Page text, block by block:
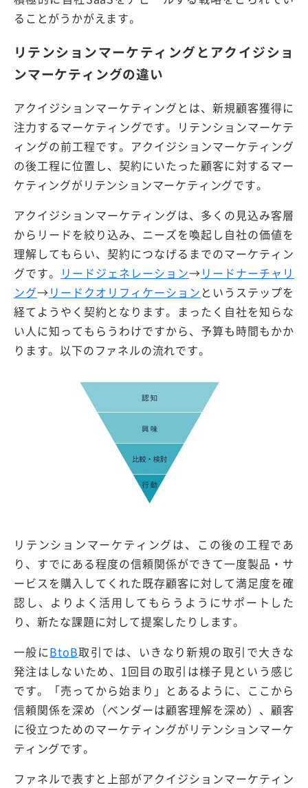
ることがうかがえます。
リテンションマーケティングとアクイジショ
ンマーケティングの違い
アクイジションマーケティングとは、新規顧客獲得に
注力するマーケティングです。リテンションマーケテ
ィングの前工程です。アクイジションマーケティング
の後工程に位置し、契約にいたった顧客に対するマー
ケティングがリテンションマーケティングです。
アクイジションマーケティングは、多くの見込み客層
からリードを絞り込み、ニーズを喚起し自社の価値を
理解してもらい、契約につなげるまでのマーケティン
グです。 リードジェネレーション→ リードナーチャリ
ング→ リードクオリフィケーション というステップを
経てようやく契約となります。まったく自社を知らな
い人に知ってもらうわけですから、予算も時間もかか
ります。以下のファネルの流れです。
リテンションマーケティングは、この後の工程であ
り、すでにある程度の信頼関係ができて一度製品・サ
ービスを購入してくれた既存顧客に対して満足度を確
認し、よりよく活用してもらうようにサポートした
り、新たな課題に対して提案したりします。
一般にBtoB取引では、いきなり新規の取引で大きな
発注はしないため、1回目の取引は様子見という感じ
です。「売ってから始まり」とあるように、ここから
信頼関係を深め（ベンダーは顧客理解を深め）、顧客
に役立つためのマーケティングがリテンションマーケ
ティングです。
ファネルで表すと上部がアクイジションマーケティン